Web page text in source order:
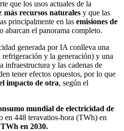
que los usos actuales de la
más recursos naturales y que las
principalmente en las emisiones de
abarcan el panorama completo.
generada por IA conlleva una
refrigeración y la generación) y una
infraestructura y las cadenas de
tener efectos opuestos, por lo que
impacto de otra, según el
mundial de electricidad de
en 448 teravatios-hora (TWh) en
en 2030.